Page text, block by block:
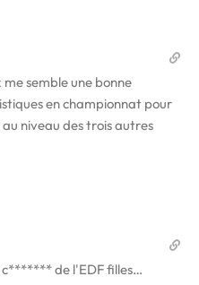
semble une bonne
en championnat pour
niveau des trois autres
c******* de l'EDF filles…